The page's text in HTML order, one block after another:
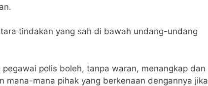
tindakan yang sah di bawah undang-undang
pegawai polis boleh, tanpa waran, menangkap dan
mana-mana pihak yang berkenaan dengannya jika